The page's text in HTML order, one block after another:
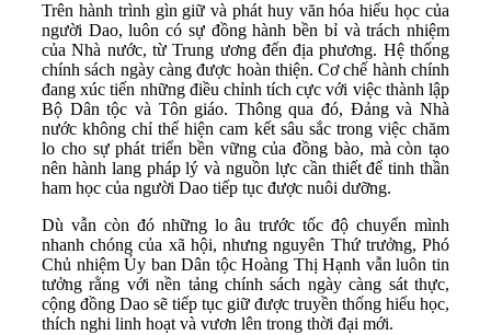
Trên hành trình gìn giữ và phát huy văn hóa hiếu học của
người Dao, luôn có sự đồng hành bền bỉ và trách nhiệm
của Nhà nước, từ Trung ương đến địa phương. Hệ thống
chính sách ngày càng được hoàn thiện. Cơ chế hành chính
đang xúc tiến những điều chỉnh tích cực với việc thành lập
Bộ Dân tộc và Tôn giáo. Thông qua đó, Đảng và Nhà
nước không chỉ thể hiện cam kết sâu sắc trong việc chăm
lo cho sự phát triển bền vững của đồng bào, mà còn tạo
nên hành lang pháp lý và nguồn lực cần thiết để tinh thần
ham học của người Dao tiếp tục được nuôi dưỡng.
Dù vẫn còn đó những lo âu trước tốc độ chuyển mình
nhanh chóng của xã hội, nhưng nguyên Thứ trưởng, Phó
Chủ nhiệm Ủy ban Dân tộc Hoàng Thị Hạnh vẫn luôn tin
tưởng rằng với nền tảng chính sách ngày càng sát thực,
cộng đồng Dao sẽ tiếp tục giữ được truyền thống hiếu học,
thích nghi linh hoạt và vươn lên trong thời đại mới.